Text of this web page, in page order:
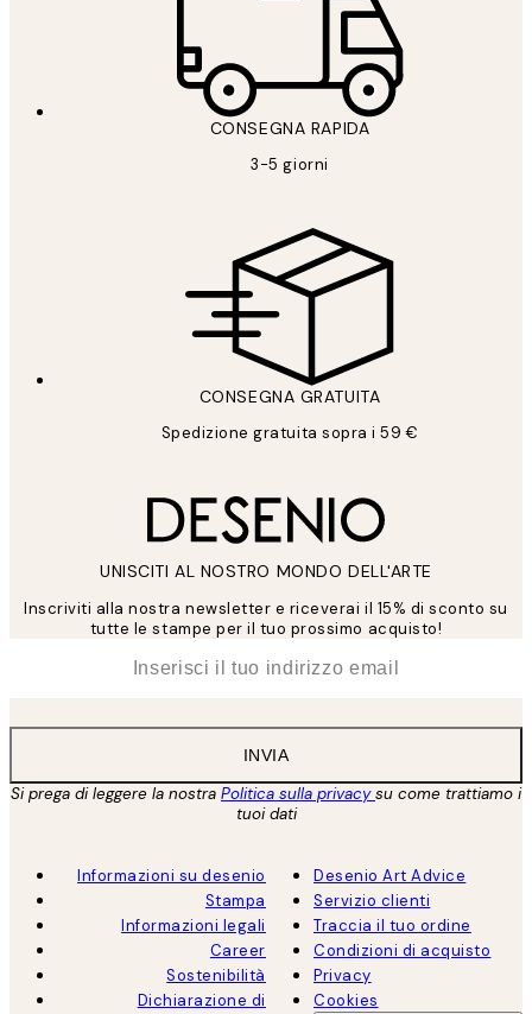
CONSEGNA RAPIDA
3-5 giorni
CONSEGNA GRATUITA
Spedizione gratuita sopra i 59 €
UNISCITI AL NOSTRO MONDO DELL'ARTE
Inscriviti alla nostra newsletter e riceverai il 15% di sconto su
tutte le stampe per il tuo prossimo acquisto!
INVIA
Si prega di leggere la nostra Politica sulla privacysu come trattiamo i
tuoi dati
Informazioni su desenio
Stampa
Informazioni legali
Career
Sostenibilità
Dichiarazione di
Desenio Art Advice
Servizio clienti
Traccia il tuo ordine
Condizioni di acquisto
Privacy
Cookies